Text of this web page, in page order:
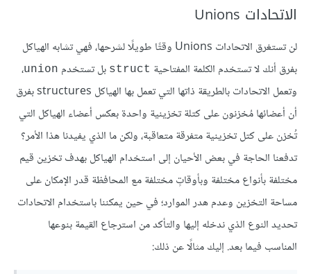
الاتحادات Unions
لن تستغرق الاتحادات Unions وقتًا طويلًا لشرحها، فهي تشابه الهياكل
بفرق أنك لا تستخدم الكلمة المفتاحية struct بل تستخدم union،
وتعمل الاتحادات بالطريقة ذاتها التي تعمل بها الهياكل structures بفرق
أن أعضائها مُخزنون على كتلة تخزينية واحدة بعكس أعضاء الهياكل التي
تُخزن على كتل تخزينية متفرقة متعاقبة، ولكن ما الذي يفيدنا هذا الأمر؟
تدفعنا الحاجة في بعض الأحيان إلى استخدام الهياكل بهدف تخزين قيم
مختلفة بأنواع مختلفة وبأوقاتٍ مختلفة مع المحافظة قدر الإمكان على
مساحة التخزين وعدم هدر الموارد؛ في حين يمكننا باستخدام الاتحادات
تحديد النوع الذي ندخله إليها والتأكد من استرجاع القيمة بنوعها
المناسب فيما بعد. إليك مثالًا عن ذلك: